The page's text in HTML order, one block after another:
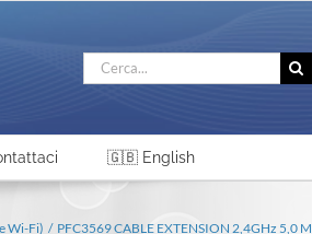
Cerca
per:
🇬🇧 English
Wi-Fi) PFC3569 CABLE EXTENSION 2,4GHz 5,0 M